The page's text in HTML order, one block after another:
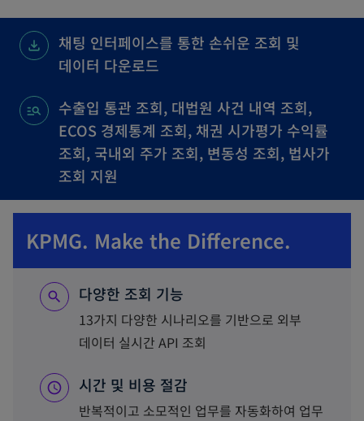
채팅 인터페이스를 통한 손쉬운 조회 및
데이터 다운로드
수출입 통관 조회, 대법원 사건 내역 조회,
ECOS 경제통계 조회, 채권 시가평가 수익률
조회, 국내외 주가 조회, 변동성 조회, 법사가
조회 지원
KPMG. Make the Difference.
다양한 조회 기능
13가지 다양한 시나리오를 기반으로 외부
데이터 실시간 API 조회
시간 및 비용 절감
반복적이고 소모적인 업무를 자동화하여 업무